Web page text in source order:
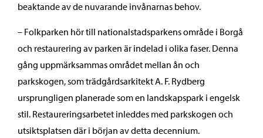
beaktande av de nuvarande invånarnas behov.
– Folkparken hör till nationalstadsparkens område i Borgå
och restaurering av parken är indelad i olika faser. Denna
gång uppmärksammas området mellan ån och
parkskogen, som trädgårdsarkitekt A. F. Rydberg
ursprungligen planerade som en landskapspark i engelsk
stil. Restaureringsarbetet inleddes med parkskogen och
utsiktsplatsen där i början av detta decennium.